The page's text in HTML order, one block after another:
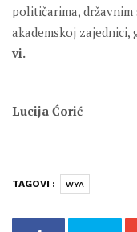
političarima,
akademskoj zajednici,
vi.
Lucija Ćorić
TAGOVI : WYA